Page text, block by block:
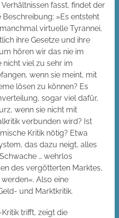
fasst, findet der
Beschreibung: »Es entsteht
virtuelle Tyrannei,
ihre Gesetze und ihre
hören wir das nie im
nicht viel zu sehr im
wenn sie meint, mit
lösen zu können? Es
sogar viel dafür,
wenn sie nicht mit
verbunden wird? Ist
Kritik nötig? Etwa
das dazu neigt, alles
… wehrlos
des vergötterten Marktes,
Also eine
und Marktkritik.
trifft, zeigt die